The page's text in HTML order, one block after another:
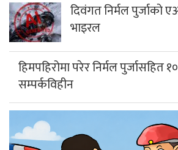
दिवंगत निर्मल पुर्जाको
भाइरल
हिमपहिरोमा परेर निर्मल पुर्जासहित
सम्पर्कविहीन